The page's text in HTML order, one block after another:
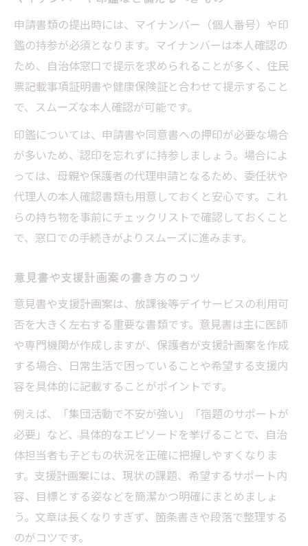
申請書類の提出時には、マイナンバー（個人番号）や印
鑑の持参が必須となります。マイナンバーは本人確認の
ため、自治体窓口で提示を求められることが多く、住民
票記載事項証明書や健康保険証と合わせて提示すること
で、スムーズな本人確認が可能です。
印鑑については、申請書や同意書への押印が必要な場合
が多いため、認印を忘れずに持参しましょう。場合によ
っては、母親や保護者の代理申請となるため、委任状や
代理人の本人確認書類も用意しておくと安心です。これ
らの持ち物を事前にチェックリストで確認しておくこと
で、窓口での手続きがよりスムーズに進みます。
意見書や支援計画案の書き方のコツ
意見書や支援計画案は、放課後等デイサービスの利用可
否を大きく左右する重要な書類です。意見書は主に医師
や専門機関が作成しますが、保護者が支援計画案を作成
する場合、日常生活で困っていることや希望する支援内
容を具体的に記載することがポイントです。
例えば、「集団活動で不安が強い」「宿題のサポートが
必要」など、具体的なエピソードを挙げることで、自治
体担当者も子どもの状況を正確に把握しやすくなりま
す。支援計画案には、現状の課題、希望するサポート内
容、目標とする姿などを簡潔かつ明確にまとめましょ
う。文章は長くなりすぎず、箇条書きや段落で整理する
のがコツです。